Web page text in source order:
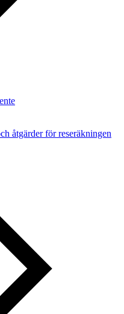
åtgärder för reseräkningen